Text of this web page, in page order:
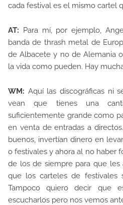
cada festival es el mismo cartel
AT: Para mí, por ejemplo,
banda de thrash metal de
de Albacete y no de Alemania
la vida como pueden. Hay
WM: Aquí las discográficas ni
vean que tienes una
suficientemente grande como
en venta de entradas a
buenos, invertían dinero en
o festivales y ahora al no haber
de los de siempre para que les
que los carteles de festivales
Tampoco quiero decir que
escucharlos pero nos vemos